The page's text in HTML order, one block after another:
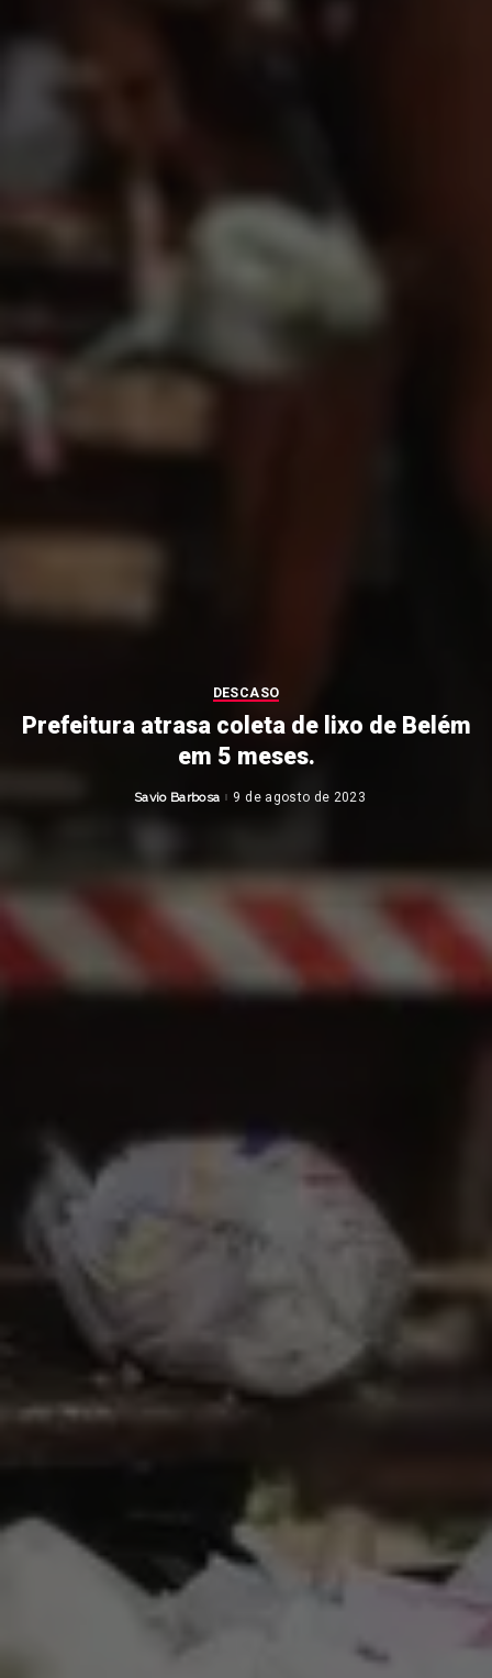
DESCASO
Prefeitura atrasa coleta de lixo de Belém
em 5 meses.
Posted
Savio Barbosa 9 de agosto de 2023